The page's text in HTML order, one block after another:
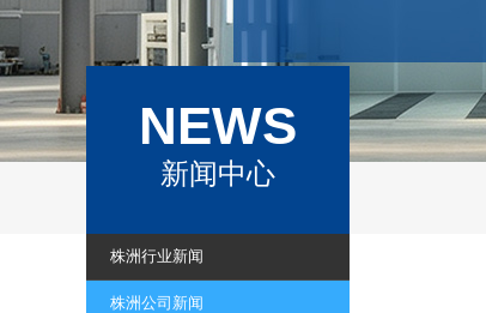
NEWS
新闻中心
株洲行业新闻
株洲公司新闻